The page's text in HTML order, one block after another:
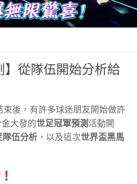
】從隊伍開始分析給
束後，有許多球迷朋友開始做許
大發的世足冠軍預測 活動開
隊伍分析 ，以及這次世界盃黑馬
!